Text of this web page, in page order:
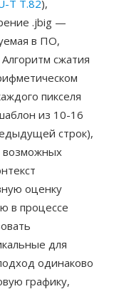
T T.82),
.jbig —
в ПО,
сжатия
пикселя
из 10-16
строк),
возможных
оценку
в процессе
для
одинаково
графику,